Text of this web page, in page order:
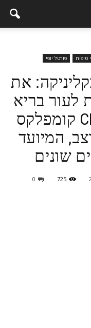
טיפוח פורטל יופי
את
לעור בריא
וחיוני CELLBOOSTER קומפלקס
המיועד
שונים
725
0